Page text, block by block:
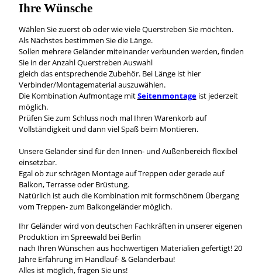
Ihre Wünsche
Wählen Sie zuerst ob oder wie viele Querstreben Sie möchten.
Als Nächstes bestimmen Sie die Länge.
Sollen mehrere Geländer miteinander verbunden werden, finden
Sie in der Anzahl Querstreben Auswahl
gleich das entsprechende Zubehör. Bei Länge ist hier
Verbinder/Montagematerial auszuwählen.
Die Kombination Aufmontage mitSeitenmontageist jederzeit
möglich.
Prüfen Sie zum Schluss noch mal Ihren Warenkorb auf
Vollständigkeit und dann viel Spaß beim Montieren.
Unsere Geländer sind für den Innen- und Außenbereich flexibel
einsetzbar.
Egal ob zur schrägen Montage auf Treppen oder gerade auf
Balkon, Terrasse oder Brüstung.
Natürlich ist auch die Kombination mit formschönem Übergang
vom Treppen- zum Balkongeländer möglich.
Ihr Geländer wird von deutschen Fachkräften in unserer eigenen
Produktion im Spreewald bei Berlin
nach Ihren Wünschen aus hochwertigen Materialien gefertigt! 20
Jahre Erfahrung im Handlauf- & Geländerbau!
Alles ist möglich, fragen Sie uns!